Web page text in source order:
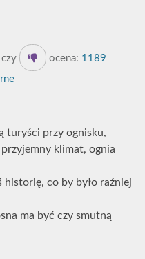
czy ocena: 1189
turyści przy ognisku,
klimat, ognia
historię, co by było raźniej
ma być czy smutną